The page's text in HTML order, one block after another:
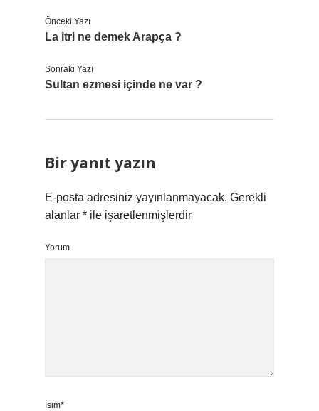
Önceki Yazı
La itri ne demek Arapça ?
Sonraki Yazı
Sultan ezmesi içinde ne var ?
Bir yanıt yazın
E-posta adresiniz yayınlanmayacak. Gerekli
alanlar * ile işaretlenmişlerdir
Yorum
İsim*